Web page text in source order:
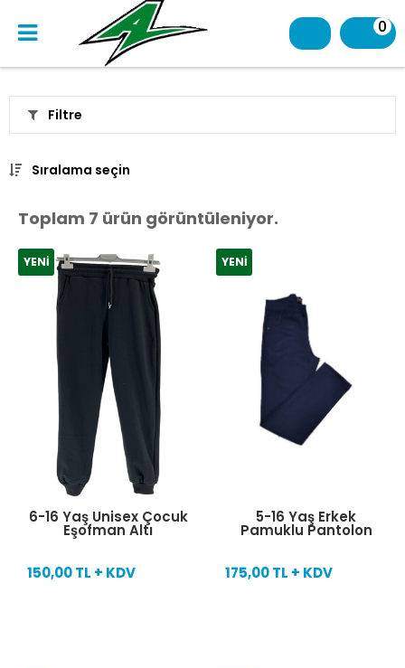
0
Filtre
Sıralama seçin
Toplam 7 ürün görüntüleniyor.
YENI
6-16 Yaş Unisex Çocuk
Eşofman Altı
150,00 TL + KDV
YENI
5-16 Yaş Erkek
Pamuklu Pantolon
175,00 TL + KDV